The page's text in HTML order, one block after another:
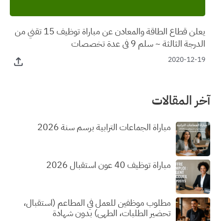
يعلن قطاع الطاقة والمعادن عن مباراة توظيف 15 تقني من
الدرجة الثالثة ~ سلم 9 في عدة تخصصات
2020-12-19
آخر المقالات
مباراة الجماعات الترابية برسم سنة 2026
مباراة توظيف 40 عون استقبال 2026
مطلوب موظفين للعمل في المطاعم (استقبال،
تحضير الطلبات، الطهي) بدون شهادة